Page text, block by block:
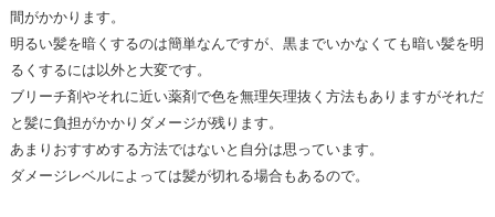
間がかかります。
明るい髪を暗くするのは簡単なんですが、黒までいかなくても暗い髪を明
るくするには以外と大変です。
ブリーチ剤やそれに近い薬剤で色を無理矢理抜く方法もありますがそれだ
と髪に負担がかかりダメージが残ります。
あまりおすすめする方法ではないと自分は思っています。
ダメージレベルによっては髪が切れる場合もあるので。